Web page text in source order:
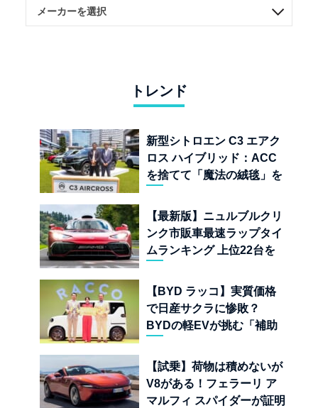
トレンド
新型シトロエン C3 エアク
ロス ハイブリッド：ACC
を捨てて「魔法の絨毯」を
児
【最新版】ニュルブルクリ
ンク市販車最速ラップタイ
ムランキング 上位22台を
【BYD ラッコ】実質価格
で日産サクラに惨敗？
BYDの軽EVが挑む「補助
界
【試乗】荷物は積めないが
V8がある！フェラーリ ア
マルフィ スパイダーが証明